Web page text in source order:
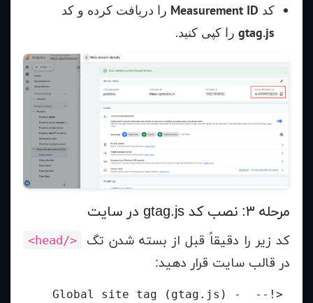
کد Measurement ID را دریافت کرده و کد
gtag.jsرا کپی کنید.
مرحله ۳: نصب کد gtag.js در سایت
کد زیر را دقیقاً قبل از بسته شدن تگ </head>
در قالب سایت قرار دهید:
<!-- Global site tag (gtag.js) -